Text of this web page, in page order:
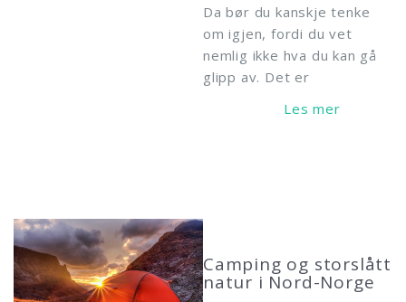
Da bør du kanskje tenke
om igjen, fordi du vet
nemlig ikke hva du kan gå
glipp av. Det er
Camping og storslått
natur i Nord-Norge